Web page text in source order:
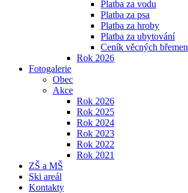
Platba za vodu
Platba za psa
Platba za hroby
Platba za ubytování
Ceník věcných břemen
Rok 2026
Fotogalerie
Obec
Akce
Rok 2026
Rok 2025
Rok 2024
Rok 2023
Rok 2022
Rok 2021
ZŠ a MŠ
Ski areál
Kontakty